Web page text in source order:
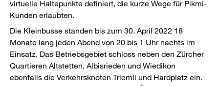
virtuelle Haltepunkte definiert, die kurze Wege für Pikmi-
Kunden erlaubten.
Die Kleinbusse standen bis zum 30. April 2022 18
Monate lang jeden Abend von 20 bis 1 Uhr nachts im
Einsatz. Das Betriebsgebiet schloss neben den Zürcher
Quartieren Altstetten, Albisrieden und Wiedikon
ebenfalls die Verkehrsknoten Triemli und Hardplatz ein.